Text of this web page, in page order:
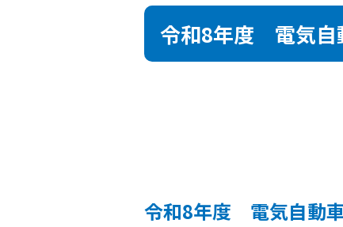
令和8年度 電気自
令和8年度 電気自動